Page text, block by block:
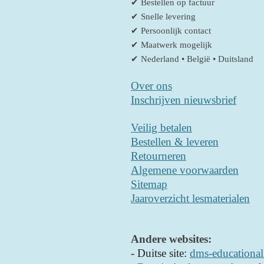
✔ Bestellen op factuur
✔ Snelle levering
✔ Persoonlijk contact
✔ Maatwerk mogelijk
✔ Nederland • België • Duitsland
Over ons
Inschrijven nieuwsbrief
Veilig betalen
Bestellen & leveren
Retourneren
Algemene voorwaarden
Sitemap
Jaaroverzicht lesmaterialen
Andere websites:
- Duitse site: dms-